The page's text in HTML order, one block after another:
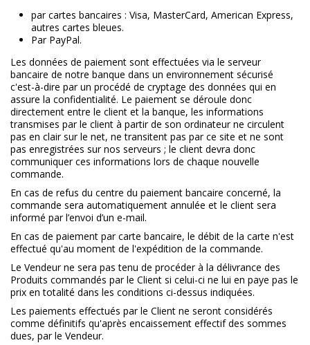
par cartes bancaires : Visa, MasterCard, American Express,
autres cartes bleues.
Par PayPal.
Les données de paiement sont effectuées via le serveur
bancaire de notre banque dans un environnement sécurisé
c'est-à-dire par un procédé de cryptage des données qui en
assure la confidentialité. Le paiement se déroule donc
directement entre le client et la banque, les informations
transmises par le client à partir de son ordinateur ne circulent
pas en clair sur le net, ne transitent pas par ce site et ne sont
pas enregistrées sur nos serveurs ; le client devra donc
communiquer ces informations lors de chaque nouvelle
commande.
En cas de refus du centre du paiement bancaire concerné, la
commande sera automatiquement annulée et le client sera
informé par l’envoi d’un e-mail.
En cas de paiement par carte bancaire, le débit de la carte n'est
effectué qu'au moment de l'expédition de la commande.
Le Vendeur ne sera pas tenu de procéder à la délivrance des
Produits commandés par le Client si celui-ci ne lui en paye pas le
prix en totalité dans les conditions ci-dessus indiquées.
Les paiements effectués par le Client ne seront considérés
comme définitifs qu'après encaissement effectif des sommes
dues, par le Vendeur.